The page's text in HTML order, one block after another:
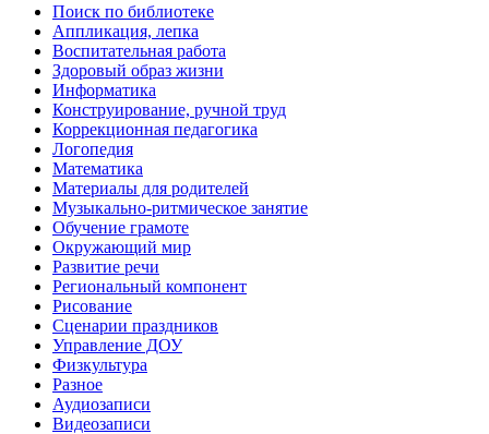
Поиск по библиотеке
Аппликация, лепка
Воспитательная работа
Здоровый образ жизни
Информатика
Конструирование, ручной труд
Коррекционная педагогика
Логопедия
Математика
Материалы для родителей
Музыкально-ритмическое занятие
Обучение грамоте
Окружающий мир
Развитие речи
Региональный компонент
Рисование
Сценарии праздников
Управление ДОУ
Физкультура
Разное
Аудиозаписи
Видеозаписи